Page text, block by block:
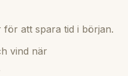
att spara tid i början.
vind när